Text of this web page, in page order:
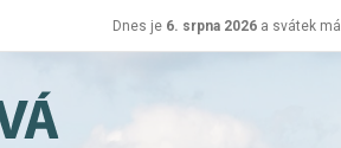
Dnes je 6. srpna 2026a svátek má